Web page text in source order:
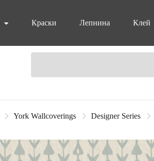
Краски Лепнина Клей
York Wallcoverings Designer Series